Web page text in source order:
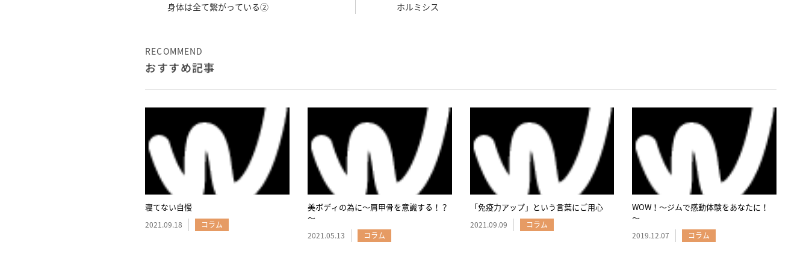
身体は全て繋がっている② ホルミシス
RECOMMEND
おすすめ記事
寝てない自慢
2021.09.18 コラム
美ボディの為に～肩甲骨を意識する！？
～
2021.05.13 コラム
「免疫力アップ」という言葉にご用心
2021.09.09 コラム
WOW！～ジムで感動体験をあなたに！
～
2019.12.07 コラム